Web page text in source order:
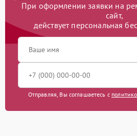
При оформлении заявки на
сайт,
действует персональная
Отправляя, Вы соглашаетесь с